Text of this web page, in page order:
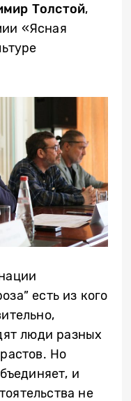
Толстой,
«Ясная
есть из кого
люди разных
Но
и
не